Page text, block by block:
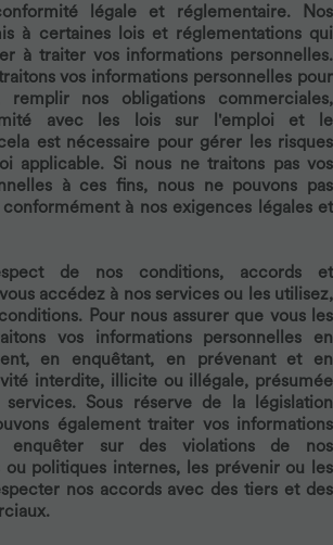
légale et réglementaire.
Nos
à certaines lois et réglementations qui
à traiter vos informations personnelles.
vos informations personnelles pour
remplir nos obligations commerciales,
avec les lois sur l'emploi et le
est nécessaire pour gérer les risques
applicable. Si nous ne traitons pas vos
à ces fins, nous ne pouvons pas
à nos exigences légales et
de nos conditions, accords et
accédez à nos services ou les utilisez,
Pour nous assurer que vous les
vos informations personnelles en
en enquêtant, en prévenant et en
interdite, illicite ou illégale, présumée
Sous réserve de la législation
également traiter vos informations
enquêter sur des violations de nos
ou politiques internes, les prévenir ou les
nos accords avec des tiers et des